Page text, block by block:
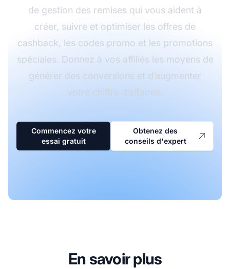
de gestion des remises qui vous aident à
créer, suivre et optimiser les offres de
cashback, les codes promo et les promotions
spéciales. Donnez à vos affiliés les moyens de
générer des conversions et d’augmenter
votre chiffre d’affaires.
Commencez votre
essai gratuit
Obtenez des
conseils d'expert
En savoir plus